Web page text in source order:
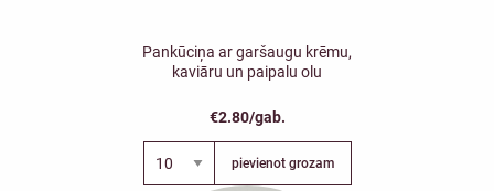
Pankūciņa ar garšaugu krēmu,
kaviāru un paipalu olu
€2.80/gab.
pievienot grozam